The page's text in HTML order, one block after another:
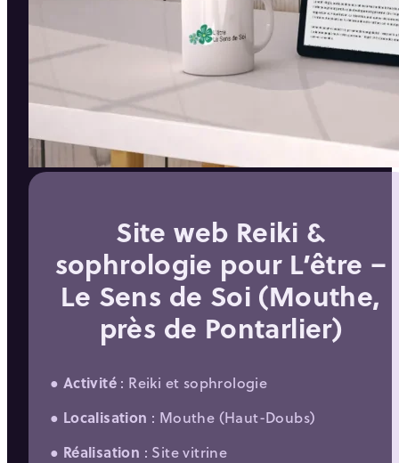
Site web Reiki &
sophrologie pour L’être –
Le Sens de Soi (Mouthe,
près de Pontarlier)
● Activité : Reiki et sophrologie
● Localisation : Mouthe (Haut-Doubs)
● Réalisation : Site vitrine